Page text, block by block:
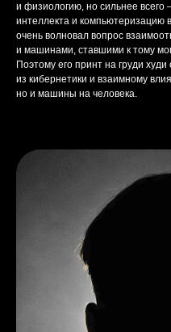
и физиологию, но сильнее всего
интеллекта и компьютеризацию
очень волновал вопрос
и машинами, ставшими к тому
Поэтому его принт на груди
из кибернетики и взаимному
но и машины на человека.